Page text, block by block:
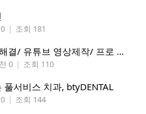
| 조회 181
웹사이트 제작/ 컴퓨터 문제해결/ 유튜브 영상제작/ 프로 사진촬영
0 | 조회 110
서비스 치과, btyDENTAL
| 조회 144